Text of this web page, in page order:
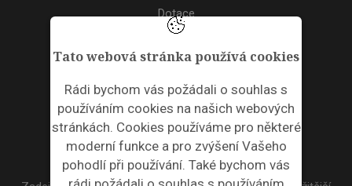
Tato webová stránka používá cookies
Rádi bychom vás požádali o souhlas s
používáním cookies na našich webových
stránkách. Cookies používáme pro některé
moderní funkce a pro zvýšení Vašeho
pohodlí při používání. Také bychom vás
Dotace
Akce
ODPADNÍ PLASTY
NEWSLETTER